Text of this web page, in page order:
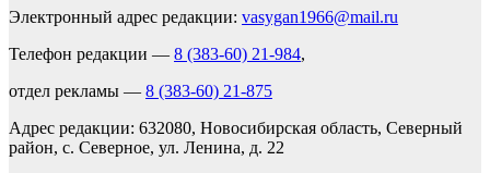
Электронный адрес редакции: vasygan1966@mail.ru
Телефон редакции — 8 (383-60) 21-984,
отдел рекламы — 8 (383-60) 21-875
Адрес редакции: 632080, Новосибирская область, Северный
район, с. Северное, ул. Ленина, д. 22